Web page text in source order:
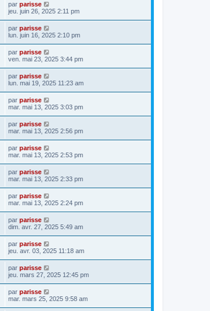
par parisse
jeu. juin 26, 2025 2:11 pm
par parisse
lun. juin 16, 2025 2:10 pm
par parisse
ven. mai 23, 2025 3:44 pm
par parisse
lun. mai 19, 2025 11:23 am
par parisse
mar. mai 13, 2025 3:03 pm
par parisse
mar. mai 13, 2025 2:56 pm
par parisse
mar. mai 13, 2025 2:53 pm
par parisse
mar. mai 13, 2025 2:33 pm
par parisse
mar. mai 13, 2025 2:24 pm
par parisse
dim. avr. 27, 2025 5:49 am
par parisse
jeu. avr. 03, 2025 11:18 am
par parisse
jeu. mars 27, 2025 12:45 pm
par parisse
mar. mars 25, 2025 9:58 am